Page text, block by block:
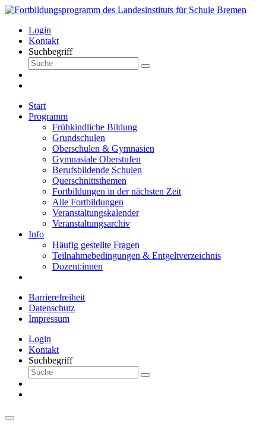
Login
Kontakt
Suchbegriff
Start
Programm
Frühkindliche Bildung
Grundschulen
Oberschulen & Gymnasien
Gymnasiale Oberstufen
Berufsbildende Schulen
Querschnittsthemen
Fortbildungen in der nächsten Zeit
Alle Fortbildungen
Veranstaltungskalender
Veranstaltungsarchiv
Info
Häufig gestellte Fragen
Teilnahmebedingungen & Entgeltverzeichnis
Dozent:innen
Barrierefreiheit
Datenschutz
Impressum
Login
Kontakt
Suchbegriff